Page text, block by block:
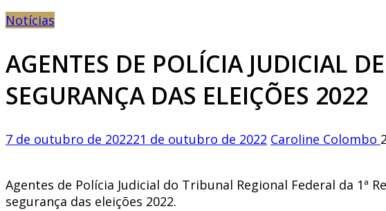
Notícias
AGENTES DE POLÍCIA JUDICIAL
SEGURANÇA DAS ELEIÇÕES 2022
7 de outubro de 202221 de outubro de 2022 Caroline Colombo
Agentes de Polícia Judicial do Tribunal Regional Federal da
segurança das eleições 2022.